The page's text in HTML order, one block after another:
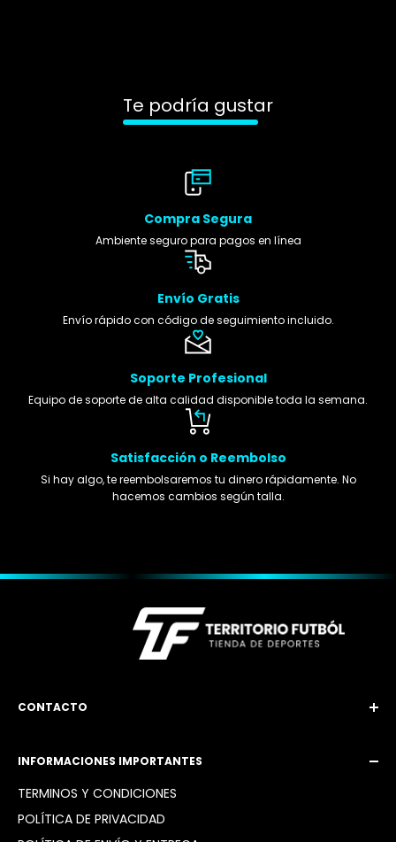
Te podría gustar
Compra Segura
Ambiente seguro para pagos en línea
Envío Gratis
Envío rápido con código de seguimiento incluido.
Soporte Profesional
Equipo de soporte de alta calidad disponible toda la semana.
Satisfacción o Reembolso
Si hay algo, te reembolsaremos tu dinero rápidamente. No
hacemos cambios según talla.
CONTACTO
Instagram: @territoriofutbol2_
INFORMACIONES IMPORTANTES
TÉRMINOS Y CONDICIONES
POLÍTICA DE PRIVACIDAD